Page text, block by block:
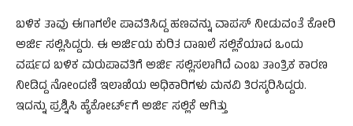
ಬಳಿಕ ತಾವು ಈಗಾಗಲೇ ಪಾವತಿಸಿದ್ದ ಹಣವನ್ನು ವಾಪಸ್ ನೀಡುವಂತೆ ಕೋರಿ
ಅರ್ಜಿ ಸಲ್ಲಿಸಿದ್ದರು. ಈ ಅರ್ಜಿಯ ಕುರಿತ ದಾಖಲೆ ಸಲ್ಲಿಕೆಯಾದ ಒಂದು
ವರ್ಷದ ಬಳಿಕ ಮರುಪಾವತಿಗೆ ಅರ್ಜಿ ಸಲ್ಲಿಸಲಾಗಿದೆ ಎಂಬ ತಾಂತ್ರಿಕ ಕಾರಣ
ನೀಡಿದ್ದ ನೋಂದಣಿ ಇಲಾಖೆಯ ಅಧಿಕಾರಿಗಳು ಮನವಿ ತಿರಸ್ಕರಿಸಿದ್ದರು.
ಇದನ್ನು ಪ್ರಶ್ನಿಸಿ ಹೈಕೋರ್ಟ್‌ಗೆ ಅರ್ಜಿ ಸಲ್ಲಿಕೆ ಆಗಿತ್ತು